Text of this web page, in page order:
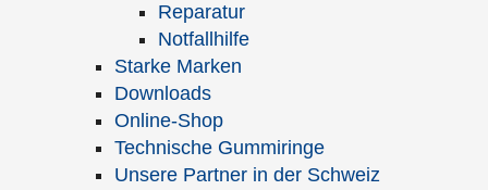
Reparatur
Notfallhilfe
Starke Marken
Downloads
Online-Shop
Technische Gummiringe
Unsere Partner in der Schweiz
interessanten Produktvideos.